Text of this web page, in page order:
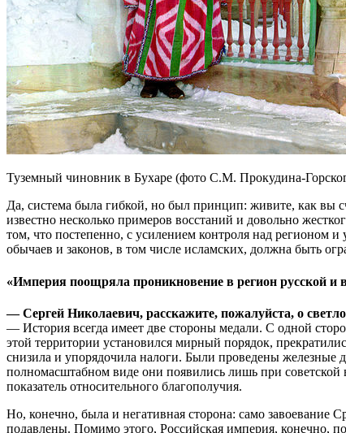
Туземный чиновник в Бухаре (фото С.М. Прокудина-
Да, система была гибкой, но был принцип: живите, как вы
известно несколько примеров восстаний и довольно
том, что постепенно, с усилением контроля над регионом
обычаев и законов, в том числе исламских, должна быть
«Империя поощряла проникновение в регион русской и
— Сергей Николаевич, расскажите, пожалуйста, о
— История всегда имеет две стороны медали. С одной
этой территории установился мирный порядок,
снизила и упорядочила налоги. Были проведены железные
полномасштабном виде они появились лишь при советской
показатель относительного благополучия.
Но, конечно, была и негативная сторона: само
подавлены. Помимо этого, Российская империя, конечно,